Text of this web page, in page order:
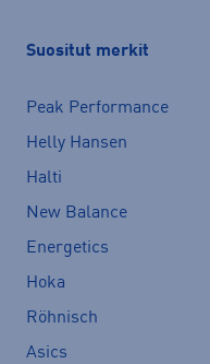
Suositut merkit
Peak Performance
Helly Hansen
Halti
New Balance
Energetics
Hoka
Röhnisch
Asics